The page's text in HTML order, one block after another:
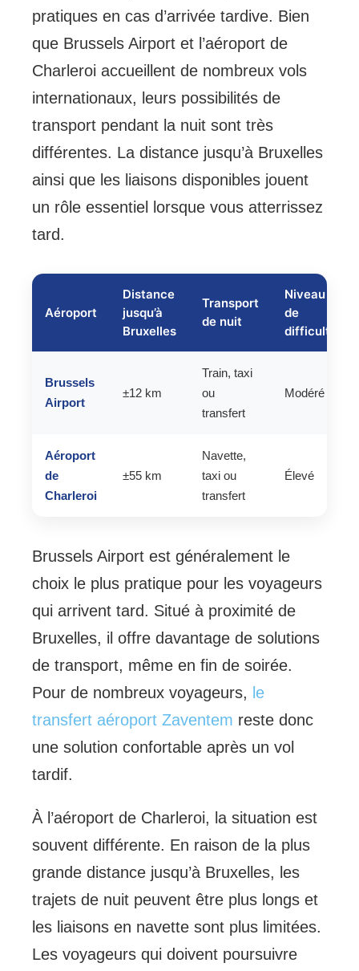
pratiques en cas d’arrivée tardive. Bien
que Brussels Airport et l’aéroport de
Charleroi accueillent de nombreux vols
internationaux, leurs possibilités de
transport pendant la nuit sont très
différentes. La distance jusqu’à Bruxelles
ainsi que les liaisons disponibles jouent
un rôle essentiel lorsque vous atterrissez
tard.
Aéroport
Distance
jusqu’à
Bruxelles
Transport
de nuit
Niveau
de
difficulté
Brussels
Airport
±12 km
Train, taxi
ou
transfert
Modéré
Aéroport
de
Charleroi
±55 km
Navette,
taxi ou
transfert
Élevé
Brussels Airport est généralement le
choix le plus pratique pour les voyageurs
qui arrivent tard. Situé à proximité de
Bruxelles, il offre davantage de solutions
de transport, même en fin de soirée.
Pour de nombreux voyageurs, le
transfert aéroport Zaventem reste donc
une solution confortable après un vol
tardif.
À l’aéroport de Charleroi, la situation est
souvent différente. En raison de la plus
grande distance jusqu’à Bruxelles, les
trajets de nuit peuvent être plus longs et
les liaisons en navette sont plus limitées.
Les voyageurs qui doivent poursuivre